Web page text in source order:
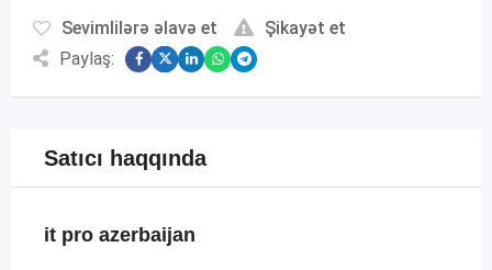
Sevimlilərə əlavə et
Şikayət et
Paylaş:
Satıcı haqqında
it pro azerbaijan